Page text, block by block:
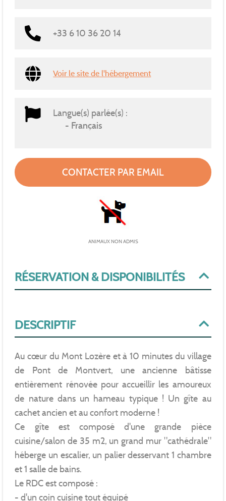
RÉSERVATION & DISPONIBILITÉS
DESCRIPTIF
Au cœur du Mont Lozère et à 10 minutes du village
de Pont de Montvert, une ancienne bâtisse
entièrement rénovée pour accueillir les amoureux
de nature dans un hameau typique ! Un gîte au
cachet ancien et au confort moderne !
Ce gîte est composé d'une grande pièce
cuisine/salon de 35 m2, un grand mur "cathédrale"
héberge un escalier, un palier desservant 1 chambre
et 1 salle de bains.
Le RDC est composé :
- d'un coin cuisine tout équipé
+33 6 10 36 20 14
Voir le site de l'hébergement
Langue(s) parlée(s) :
Français
CONTACTER PAR EMAIL
ANIMAUX NON ADMIS